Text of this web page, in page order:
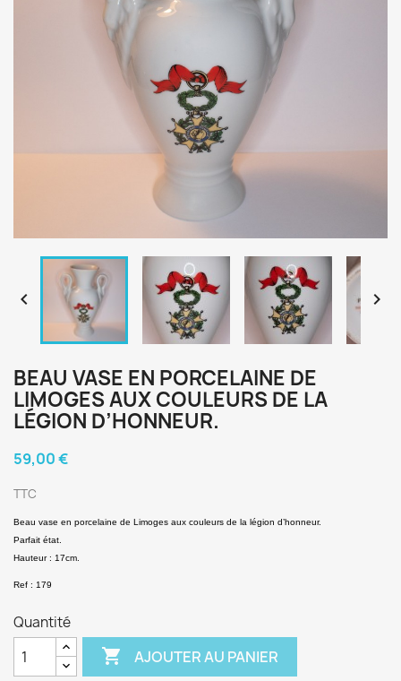
 
BEAU VASE EN PORCELAINE DE
LIMOGES AUX COULEURS DE LA
LÉGION D’HONNEUR.
59,00 €
TTC
Beau vase en porcelaine de Limoges aux couleurs de la légion d’honneur.
Parfait état.
Hauteur : 17cm.
Ref : 179
Quantité
 AJOUTER AU PANIER